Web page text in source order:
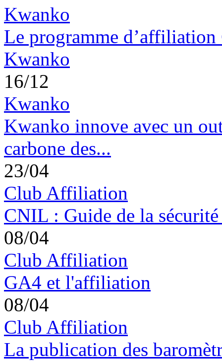
Kwanko
Le programme
Kwanko
16/12
Kwanko
Kwanko innove avec un
carbone des...
23/04
Club Affiliation
CNIL : Guide de la sécurité
08/04
Club Affiliation
GA4 et l'affiliation
08/04
Club Affiliation
La publication des